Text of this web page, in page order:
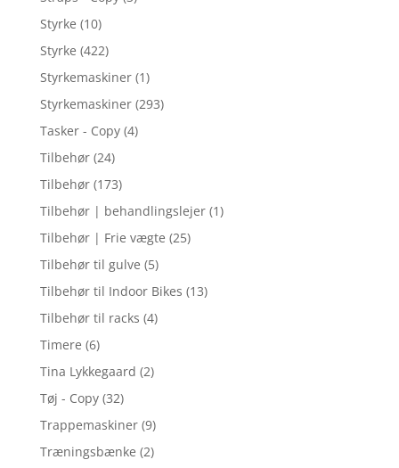
Styrke (10)
Styrke (422)
Styrkemaskiner (1)
Styrkemaskiner (293)
Tasker - Copy (4)
Tilbehør (24)
Tilbehør (173)
Tilbehør | behandlingslejer (1)
Tilbehør | Frie vægte (25)
Tilbehør til gulve (5)
Tilbehør til Indoor Bikes (13)
Tilbehør til racks (4)
Timere (6)
Tina Lykkegaard (2)
Tøj - Copy (32)
Trappemaskiner (9)
Træningsbænke (2)